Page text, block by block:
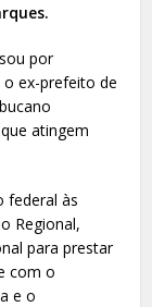
por
ex-prefeito de
atingem
federal às
Regional,
para prestar
com o
e o